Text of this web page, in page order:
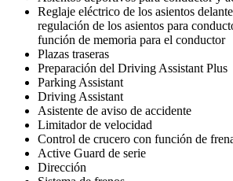
Reglaje eléctrico de los asientos
regulación de los asientos para
función de memoria para el conductor
Plazas traseras
Preparación del Driving Assistant Plus
Parking Assistant
Driving Assistant
Asistente de aviso de accidente
Limitador de velocidad
Control de crucero con función de
Active Guard de serie
Dirección